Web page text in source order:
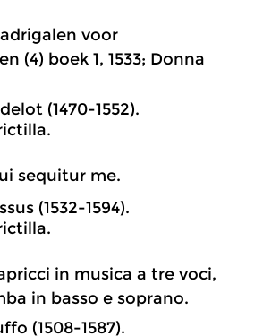
voor
(4) boek 1, 1533; Donna
(1470-1552).
sequitur me.
(1532-1594).
in musica a tre voci,
in basso e soprano.
(1508-1587).